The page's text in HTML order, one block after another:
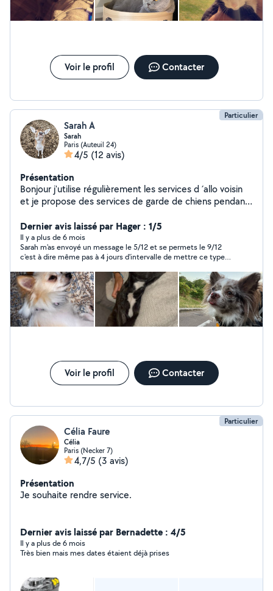
Voir le profil Contacter
Particulier
Sarah A
Sarah
Paris (Auteuil 24)
4/5 (12 avis)
Présentation
Bonjour j'utilise régulièrement les services d ´allo voisin
et je propose des services de garde de chiens pendant
Dernier avis laissé par Hager : 1/5
Il y a plus de 6 mois
Sarah m'as envoyé un message le 5/12 et se permets le 9/12
c'est à dire même pas à 4 jours d'intervalle de mettre ce type
engagements... Merci ca montre que vous n'êtes pas le type de
personne avec qui je souhaite faire affaire. Bonne continuation
Voir le profil Contacter
Particulier
Célia Faure
Célia
Paris (Necker 7)
4,7/5 (3 avis)
Présentation
Je souhaite rendre service.
Dernier avis laissé par Bernadette : 4/5
Il y a plus de 6 mois
Très bien mais mes dates étaient déjà prises